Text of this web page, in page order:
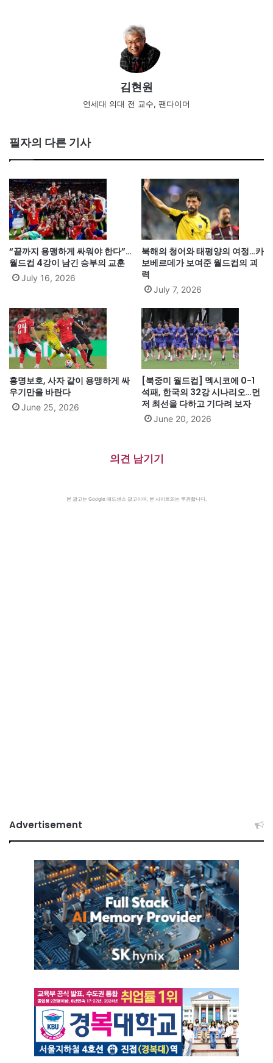
김현원
연세대 의대 전 교수, 팬다이머
필자의 다른 기사
“끝까지 용맹하게 싸워야 한다”…
월드컵 4강이 남긴 승부의 교훈
July 16, 2026
북해의 청어와 태평양의 여정…카
보베르데가 보여준 월드컵의 괴
력
July 7, 2026
홍명보호, 사자 같이 용맹하게 싸
우기만을 바란다
June 25, 2026
[북중미 월드컵] 멕시코에 0-1
석패, 한국의 32강 시나리오…먼
저 최선을 다하고 기다려 보자
June 20, 2026
의견 남기기
본 광고는 Google 애드센스 광고이며, 본 사이트와는 무관합니다.
Advertisement